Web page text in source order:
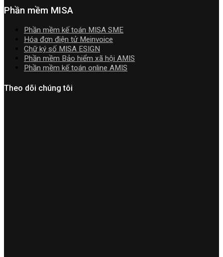
Download
đặt
Phần mềm MISA
Phần mềm kế toán MISA SME
Hóa đơn điện tử Meinvoice
Chữ ký số MISA ESIGN
Phần mềm Bảo hiểm xã hội AMIS
Phần mềm kế toán online AMIS
Theo dõi chúng tôi